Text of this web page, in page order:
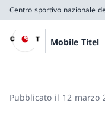
Centro sportivo nazionale
Mobile Titel
Pubblicato il 12 marzo